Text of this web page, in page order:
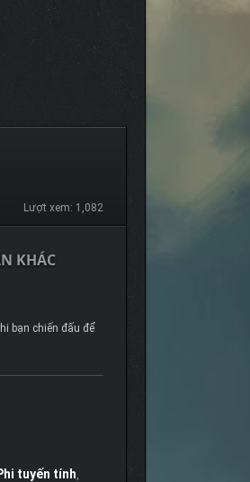
Lượt xem: 1,082
KHÁC
bạn chiến đấu để
tuyến tính